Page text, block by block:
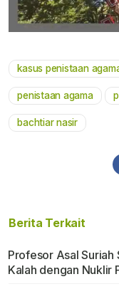
kasus penistaan
penistaan agama
bachtiar nasir
Berita Terkait
Profesor Asal Suriah
Kalah dengan Nuklir